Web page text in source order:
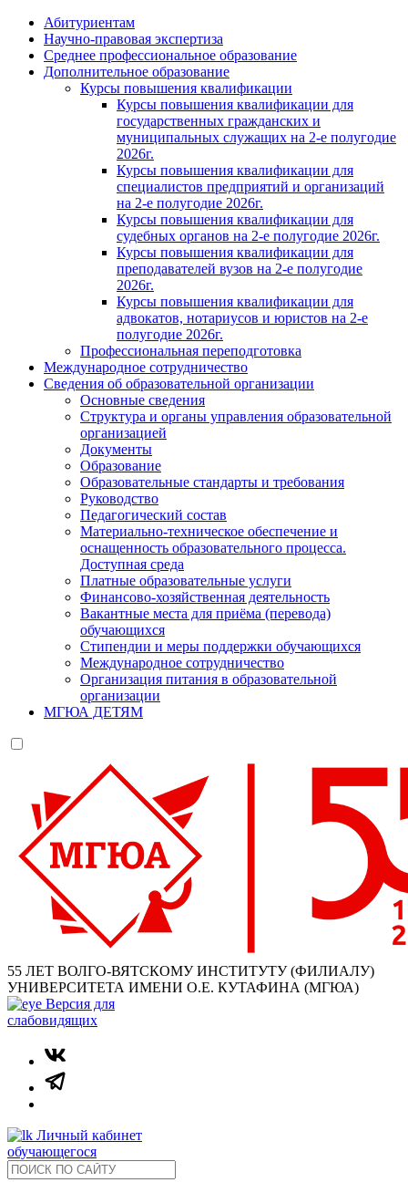
Абитуриентам
Научно-правовая экспертиза
Cреднее профессиональное образование
Дополнительное образование
Курсы повышения квалификации
Курсы повышения квалификации для
государственных гражданских и
муниципальных служащих на 2-е полугодие
2026г.
Курсы повышения квалификации для
специалистов предприятий и организаций
на 2-е полугодие 2026г.
Курсы повышения квалификации для
судебных органов на 2-е полугодие 2026г.
Курсы повышения квалификации для
преподавателей вузов на 2-е полугодие
2026г.
Курсы повышения квалификации для
адвокатов, нотариусов и юристов на 2-е
полугодие 2026г.
Профессиональная переподготовка
Международное сотрудничество
Сведения об образовательной организации
Основные сведения
Структура и органы управления образовательной
организацией
Документы
Образование
Образовательные стандарты и требования
Руководство
Педагогический состав
Материально-техническое обеспечение и
оснащенность образовательного процесса.
Доступная среда
Платные образовательные услуги
Финансово-хозяйственная деятельность
Вакантные места для приёма (перевода)
обучающихся
Стипендии и меры поддержки обучающихся
Международное сотрудничество
Организация питания в образовательной
организации
МГЮА ДЕТЯМ
55 ЛЕТ ВОЛГО-ВЯТСКОМУ ИНСТИТУТУ (ФИЛИАЛУ)
УНИВЕРСИТЕТА ИМЕНИ О.Е. КУТАФИНА (МГЮА)
Версия для
слабовидящих
Личный кабинет
обучающегося